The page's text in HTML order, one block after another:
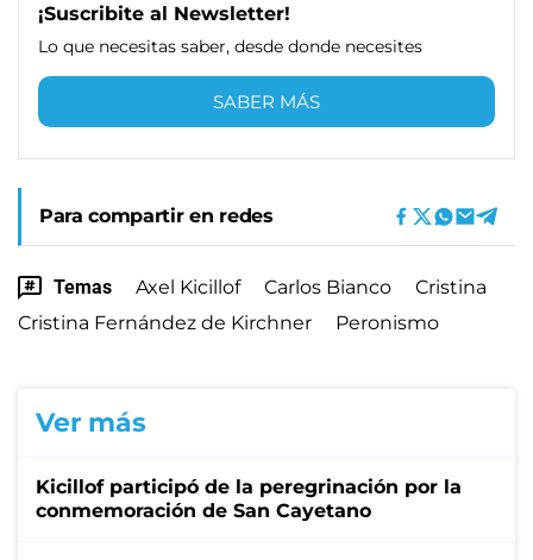
¡Suscribite al Newsletter!
Lo que necesitas saber, desde donde necesites
SABER MÁS
Para compartir en redes
Temas Axel Kicillof Carlos Bianco
Cristina
Cristina Fernández de Kirchner
Peronismo
Ver más
Kicillof participó de la peregrinación por la
conmemoración de San Cayetano